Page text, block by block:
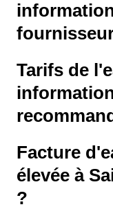
Tarifs de
Facture
élevée à
?